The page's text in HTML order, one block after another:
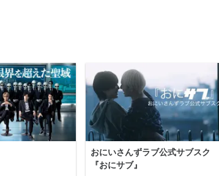
おにいさんずラブ公式サブスク
『おにサブ』